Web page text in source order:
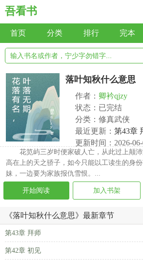
吾看书
首页 分类 排行 完本
落叶知秋什么意思
作者： 卿衿qjzy
状态：已完结
分类：修真武侠
最近更新： 第43章
更新时间：2026-
花笕屿三岁时便家破人亡，从此过上颠
高在上的天之骄子，如今只能以工读生的身
妹，一边要为家族报仇雪恨。...
开始阅读 加入书架
《落叶知秋什么意思》最新章节
第43章 拜师
第42章 初见